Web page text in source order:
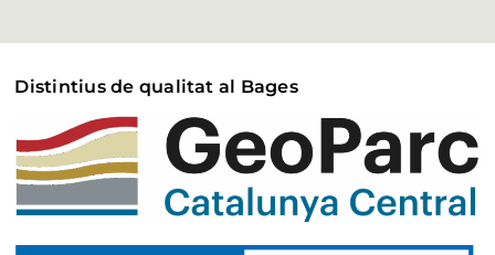
Distintius de qualitat al Bages